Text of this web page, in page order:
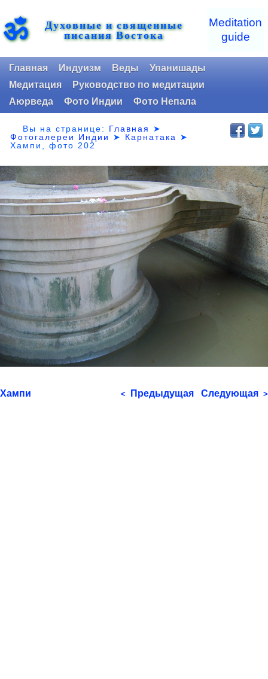
ॐ Духовные и священные
писания Востока
Meditation
guide
Главная Индуизм Веды
Упанишады
Медитация
Руководство по медитации
Аюрведа
Фото Индии Фото Непала
Вы на странице: Главная
➤
Фотогалереи Индии
➤ Карнатака
➤
Хампи, фото 202
Хампи < Предыдущая Следующая >